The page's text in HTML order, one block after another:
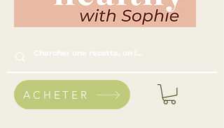
ACHETER